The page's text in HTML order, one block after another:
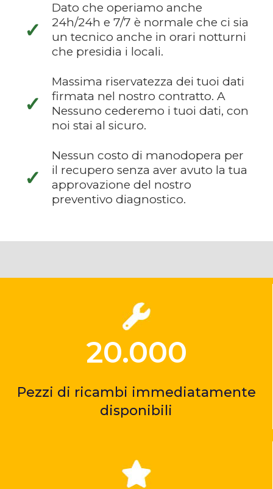
✓
Dato che operiamo anche
24h/24h e 7/7 è normale che ci sia
un tecnico anche in orari notturni
che presidia i locali.
✓
Massima riservatezza dei tuoi dati
firmata nel nostro contratto. A
Nessuno cederemo i tuoi dati, con
noi stai al sicuro.
✓
Nessun costo di manodopera per
il recupero senza aver avuto la tua
approvazione del nostro
preventivo diagnostico.
20.000
Pezzi di ricambi immediatamente
disponibili